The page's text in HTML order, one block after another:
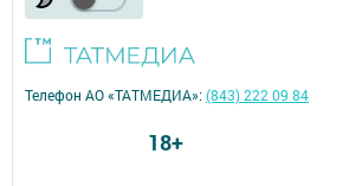
Телефон АО «ТАТМЕДИА»:(843) 222 09 84
18+